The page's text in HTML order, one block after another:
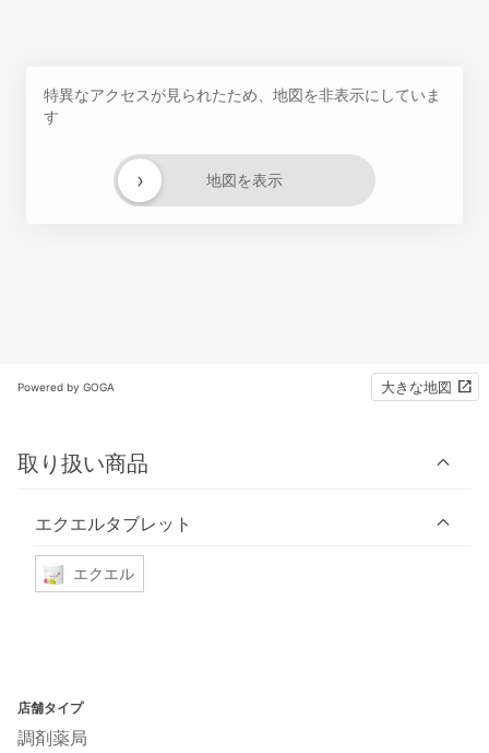
特異なアクセスが見られたため、地図を非表示にしていま
す
地図を表示
›
Powered by GOGA 大きな地図
取り扱い商品
エクエルタブレット
エクエル
店舗タイプ
調剤薬局